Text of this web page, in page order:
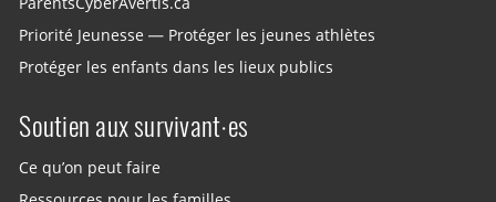
Priorité Jeunesse — Protéger les jeunes athlètes
Protéger les enfants dans les lieux publics
Soutien aux survivant·es
Ce qu’on peut faire